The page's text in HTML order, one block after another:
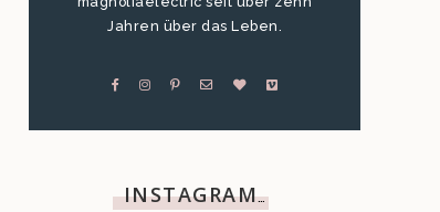
Jahren über das Leben.
INSTAGRAM…